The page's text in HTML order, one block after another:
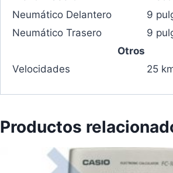
Neumático Delantero
9
Neumático Trasero
9
Otros
Velocidades
25
Productos